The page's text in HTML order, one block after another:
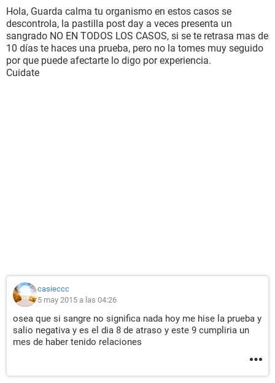
Hola, Guarda calma tu organismo en estos casos se
descontrola, la pastilla post day a veces presenta un
sangrado NO EN TODOS LOS CASOS, si se te retrasa mas de
10 días te haces una prueba, pero no la tomes muy seguido
por que puede afectarte lo digo por experiencia.
Cuidate
casieccc
5 may 2015 a las 04:26
osea que si sangre no significa nada hoy me hise la prueba y
salio negativa y es el dia 8 de atraso y este 9 cumpliria un
mes de haber tenido relaciones